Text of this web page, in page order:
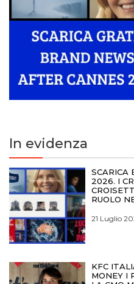
In evidenza
SCARICA
2026. I
RUOLO
21 Luglio
KFC
MONEY I